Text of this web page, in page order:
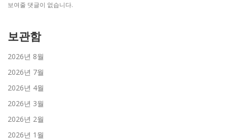
보여줄 댓글이 없습니다.
보관함
2026년 8월
2026년 7월
2026년 4월
2026년 3월
2026년 2월
2026년 1월